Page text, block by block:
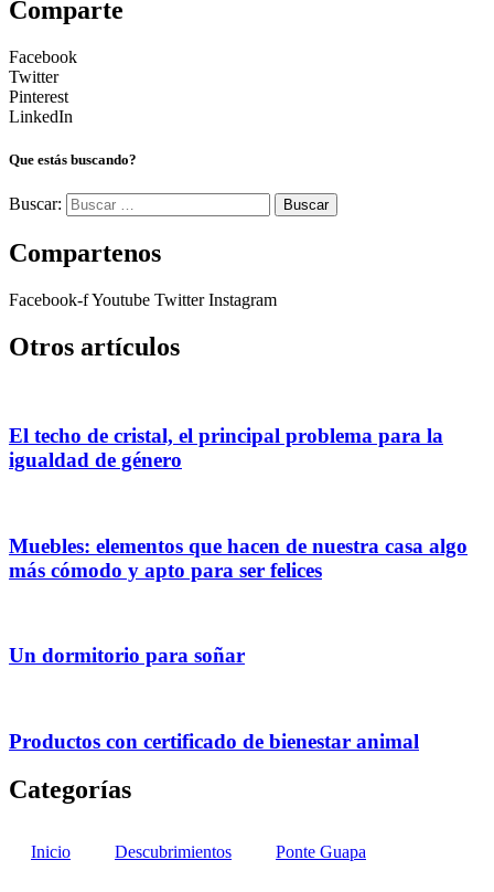
Comparte
Facebook
Twitter
Pinterest
LinkedIn
Que estás buscando?
Buscar:
Compartenos
Facebook-fYoutube Twitter Instagram
Otros artículos
El techo de cristal, el principal problema para la
igualdad de género
Muebles: elementos que hacen de nuestra casa algo
más cómodo y apto para ser felices
Un dormitorio para soñar
Productos con certificado de bienestar animal
Categorías
Inicio Descubrimientos Ponte Guapa